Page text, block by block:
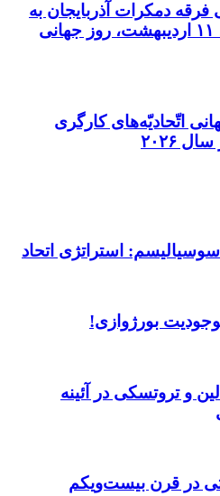
فرقه دمکرات آذربایجان به
مناسبت اول ماه مه، ۱۱ اردیبهشت، روز جهانی
اتّحادیّه‌های کارگری
۲۰۲۶
استراتژی اتحاد
بورژوازی!
و تروتسکی در آئینه
در قرن بیست‌ویکم